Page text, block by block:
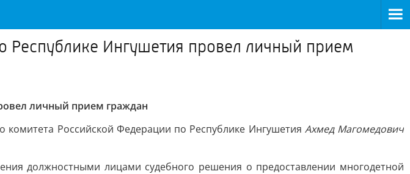
Республике Ингушетия провел личный прием
личный прием граждан
комитета Российской Федерации по Республике Ингушетия Ахмед Магомедович
должностными лицами судебного решения о предоставлении многодетной